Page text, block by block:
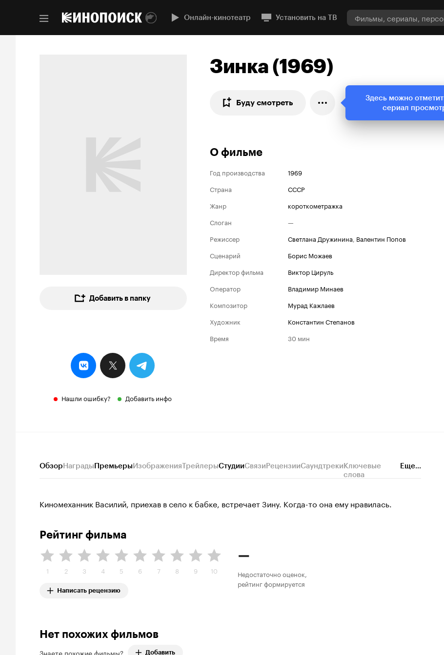
Онлайн-кинотеатр Установить на ТВ
Добавить в папку
Нашли ошибку? Добавить инфо
Зинка (1969)
Буду смотреть
О фильме
Год производства
1969
Страна
СССР
Жанр
короткометражка
Слоган
—
Режиссер
Светлана Дружинина, Валентин Попов
Сценарий
Борис Можаев
Директор фильма
Виктор Цируль
Оператор
Владимир Минаев
Композитор
Мурад Кажлаев
Художник
Константин Степанов
Время
30 мин
ОбзорНаградыПремьерыИзображенияТрейлерыСтудииСвязиРецензииСаундтрекиКлючевые
слова
Еще...
Киномеханник Василий, приехав в село к бабке, встречает Зину. Когда-то она ему нравилась.
Рейтинг фильма
1 2 3 4 5 6 7 8 9 10
Написать рецензию
–
Недостаточно оценок,
рейтинг формируется
Нет похожих фильмов
Знаете похожие фильмы? Добавить
Здесь можно
сериал